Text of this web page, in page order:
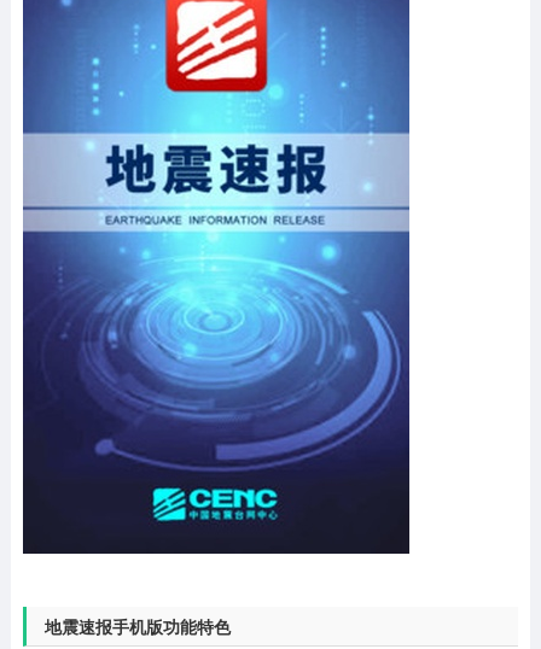
地震速报手机版功能特色